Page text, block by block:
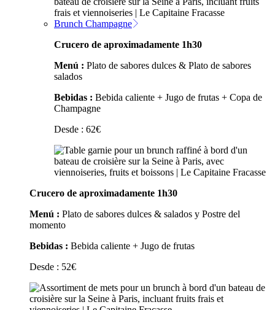
Brunch Champagne
Crucero de aproximadamente 1h30
Menú : Plato de sabores dulces & Plato de sabores
salados
Bebidas : Bebida caliente + Jugo de frutas + Copa de
Champagne
Desde : 62€
Crucero de aproximadamente 1h30
Menú : Plato de sabores dulces & salados y Postre del
momento
Bebidas : Bebida caliente + Jugo de frutas
Desde : 52€